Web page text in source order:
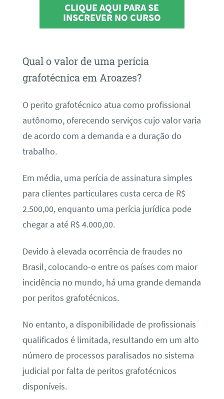
CLIQUE AQUI PARA SE
INSCREVER NO CURSO
Qual o valor de uma perícia
grafotécnica em Aroazes?
O perito grafotécnico atua como profissional
autônomo, oferecendo serviços cujo valor varia
de acordo com a demanda e a duração do
trabalho.
Em média, uma perícia de assinatura simples
para clientes particulares custa cerca de R$
2.500,00, enquanto uma perícia jurídica pode
chegar a até R$ 4.000,00.
Devido à elevada ocorrência de fraudes no
Brasil, colocando-o entre os países com maior
incidência no mundo, há uma grande demanda
por peritos grafotécnicos.
No entanto, a disponibilidade de profissionais
qualificados é limitada, resultando em um alto
número de processos paralisados no sistema
judicial por falta de peritos grafotécnicos
disponíveis.